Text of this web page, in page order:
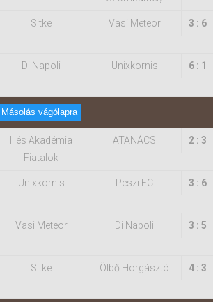
Sitke Vasi Meteor 3 : 6
Di Napoli Unixkornis 6 : 1
Másolás vágólapra
Illés Akadémia
Fiatalok
ATANÁCS 2 : 3
Unixkornis Peszi FC 3 : 6
Vasi Meteor Di Napoli 3 : 5
Sitke Ölbő Horgásztó 4 : 3